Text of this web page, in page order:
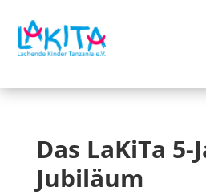
Das LaKiTa 5-
Jubiläum